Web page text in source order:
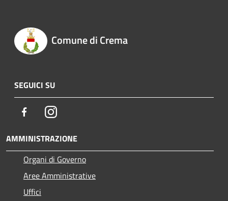
Comune di Crema
SEGUICI SU
FacebookInstagram
AMMINISTRAZIONE
Organi di Governo
Aree Amministrative
Uffici